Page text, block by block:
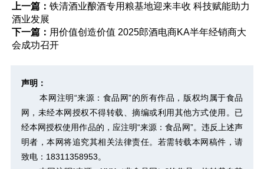
上一篇： 铁清酒业酿酒专用粮基地迎来丰收 科技赋能助力
酒业发展
下一篇： 用价值创造价值 2025郎酒电商KA半年经销商大
会成功召开
声明：
本网注明“来源：食品网”的所有作品，版权均属于食品
网，未经本网授权不得转载、摘编或利用其他方式使用。已
经本网授权使用作品的，应注明“来源：食品网”。违反上述声
明者，本网将追究其相关法律责任。若需转载本网稿件，请
致电：18311358953。